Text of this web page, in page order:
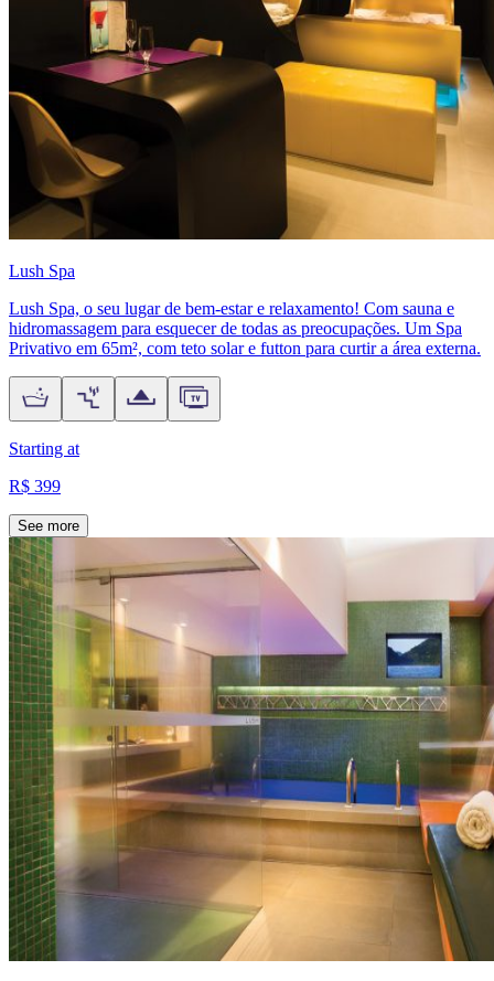
Lush Spa
Lush Spa, o seu lugar de bem-estar e relaxamento! Com sauna e
hidromassagem para esquecer de todas as preocupações. Um Spa
Privativo em 65m², com teto solar e futton para curtir a área externa.
Starting at
R$ 399
See more